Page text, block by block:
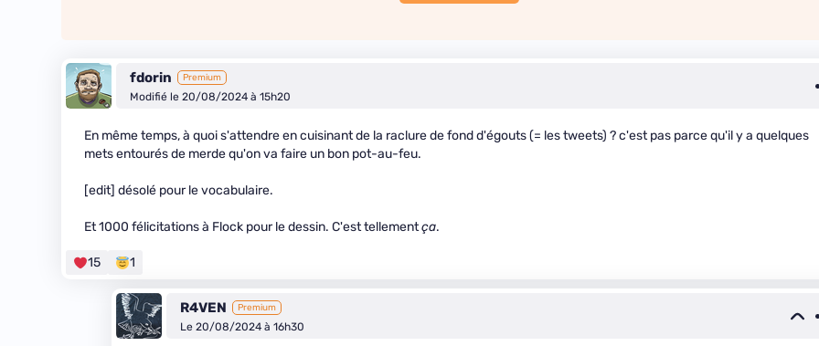
fdorin Premium
Modifié le 20/08/2024 à 15h20
En même temps, à quoi s'attendre en cuisinant de la raclure de fond d'égouts (= les tweets) ? c'est pas parce qu'il y a quelques
mets entourés de merde qu'on va faire un bon pot-au-feu.
[edit] désolé pour le vocabulaire.
Et 1000 félicitations à Flock pour le dessin. C'est tellementça.
15 1
R4VEN Premium
Le 20/08/2024 à 16h30